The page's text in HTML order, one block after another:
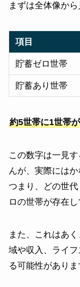
まずは全体像か
項目
貯蓄ゼロ世帯
貯蓄あり世帯
約5世帯に1世帯
この数字は一見
んが、実際にはか
つまり、どの世
ロの世帯が存在し
また、これはあ
域や収入、ライ
る可能性がありま